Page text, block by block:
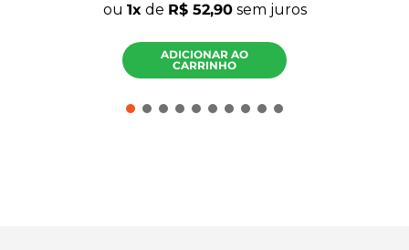
ou 1 de R$ 52,90sem juros
ADICIONAR AO
CARRINHO